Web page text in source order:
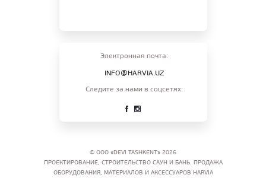
Электронная почта:
INFO@HARVIA.UZ
Следите за нами в соцсетях:
© ООО «DEVI TASHKENT» 2026
ПРОЕКТИРОВАНИЕ, СТРОИТЕЛЬСТВО САУН И БАНЬ. ПРОДАЖА
ОБОРУДОВАНИЯ, МАТЕРИАЛОВ И АКСЕССУАРОВ HARVIA